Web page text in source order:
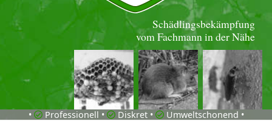
Schädlingsbekämpfung
vom Fachmann in der Nähe
• Professionell • Diskret • Umweltschonend •